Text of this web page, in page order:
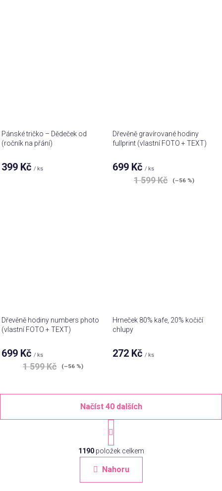
Pánské tričko – Dědeček od
(ročník na přání)
399 Kč/ ks
Dřevěně gravírované hodiny
fullprint (vlastní FOTO + TEXT)
699 Kč/ ks
1 599 Kč (–56 %)
Dřevěně hodiny numbers photo
(vlastní FOTO + TEXT)
699 Kč / ks
1 599 Kč (–56 %)
Hrneček 80% kafe, 20% kočičí
chlupy
272 Kč / ks
O
v
l
á
d
Načíst 40 dalších
S
t
r
á
n
k
o
1190položek celkem
Nahoru